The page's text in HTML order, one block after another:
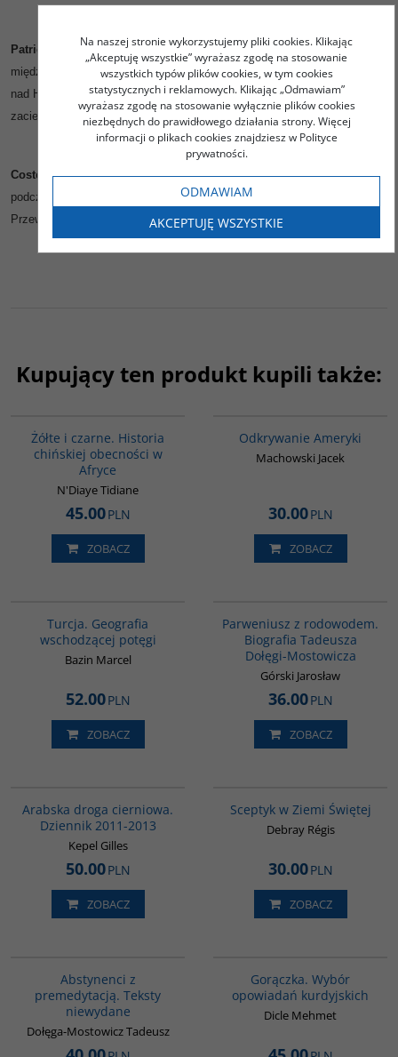
Patrick Debois– ksiądz katolicki, założyciel i przewodniczący
międzynarodowej organizacji Yahad-In Unum, prowadzi od lat badania
nad Holokaustem, sprzeciwia się antysemityzmowi, dąży do
zacieśnienia relacji między katolikami a Żydami.
Costel Nastasie– pochodzi z Rumunii, potomek deportowanych
podczas II wojny światowej; prowadzi badania nad ludobójstwem Romów.
Przewodniczący Stowarzyszenia Roma Dignity.
Kupujący ten produkt kupili także:
Żółte i czarne. Historia
chińskiej obecności w
Afryce
N'Diaye Tidiane
45.00PLN
ZOBACZ
Odkrywanie Ameryki
Machowski Jacek
30.00PLN
ZOBACZ
Turcja. Geografia
wschodzącej potęgi
Bazin Marcel
52.00PLN
ZOBACZ
Parweniusz z rodowodem.
Biografia Tadeusza
Dołęgi-Mostowicza
Górski Jarosław
36.00PLN
ZOBACZ
Arabska droga cierniowa.
Dziennik 2011-2013
Kepel Gilles
50.00PLN
ZOBACZ
Sceptyk w Ziemi Świętej
Debray Régis
30.00PLN
ZOBACZ
Abstynenci z
premedytacją. Teksty
niewydane
Dołęga-Mostowicz Tadeusz
Gorączka. Wybór
opowiadań kurdyjskich
Dicle Mehmet
Na naszej stronie wykorzystujemy pliki cookies. Klikając
„Akceptuję wszystkie” wyrażasz zgodę na stosowanie
wszystkich typów plików cookies, w tym cookies
statystycznych i reklamowych. Klikając „Odmawiam”
wyrażasz zgodę na stosowanie wyłącznie plików cookies
niezbędnych do prawidłowego działania strony. Więcej
informacji o plikach cookies znajdziesz w Polityce
prywatności.
ODMAWIAM
AKCEPTUJĘ WSZYSTKIE